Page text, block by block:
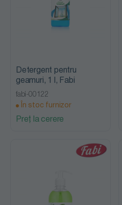
Detergent pentru
geamuri, 1 l, Fabi
fabi-00122
În stoc furnizor
Preț la cerere